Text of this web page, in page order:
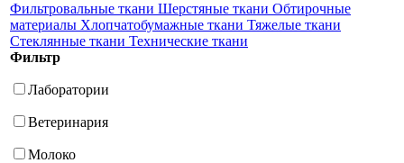
Фильтровальные ткани Шерстяные ткани Обтирочные
материалы Хлопчатобумажные ткани Тяжелые ткани
Стеклянные ткани Технические ткани
Фильтр
Лаборатории
Ветеринария
Молоко